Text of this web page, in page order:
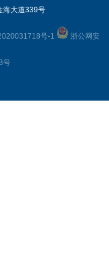
海大道339号
号-1 浙公网安
号